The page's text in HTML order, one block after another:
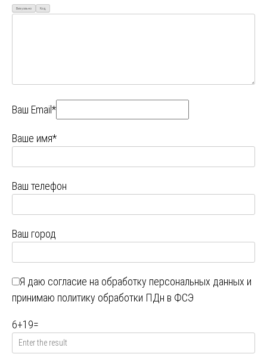
Визуально Код
Ваш Email*
Ваше имя*
Ваш телефон
Ваш город
Я даю согласие на обработку персональных данных и
принимаю политику обработки ПДн в ФСЭ
6+19=